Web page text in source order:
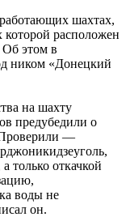
шахтах,
расположен
этом в
ником «Донецкий
на шахту
предубедили о
Проверили —
только откачкой
воды не
он.